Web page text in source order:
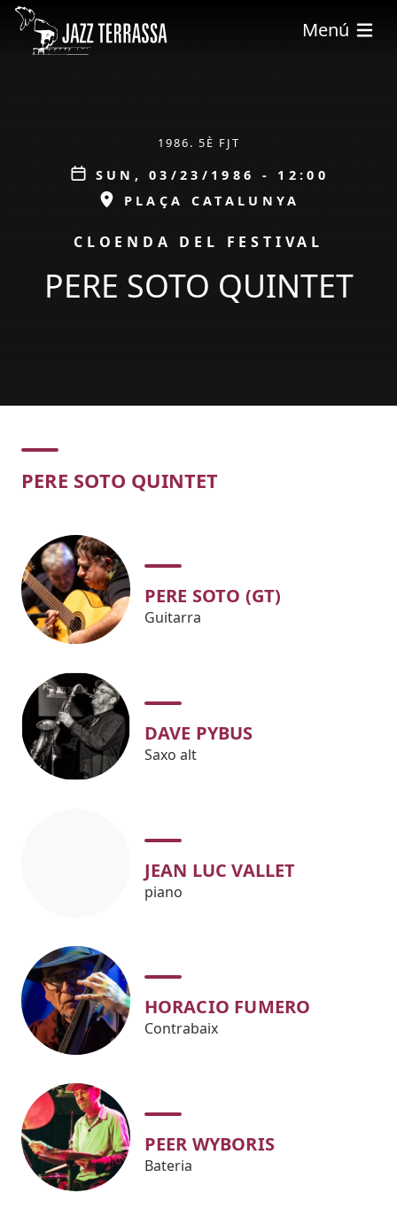
Skip to main content
Menú
1986. 5È FJT
Data
SUN, 03/23/1986 - 12:00
ESPAI
PLAÇA CATALUNYA
PROMOCIÓCLOENDA DEL FESTIVAL
PERE SOTO QUINTET
Concert
PERE SOTO QUINTET
PERE SOTO (GT)
Guitarra
DAVE PYBUS
Saxo alt
JEAN LUC VALLET
piano
HORACIO FUMERO
Contrabaix
PEER WYBORIS
Bateria